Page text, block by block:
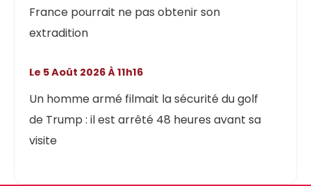
France pourrait ne pas obtenir son
extradition
Un homme armé filmait la sécurité du golf
de Trump : il est arrêté 48 heures avant sa
visite
Le 5 Août 2026 À 11h16